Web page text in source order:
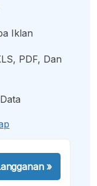
Iklan
PDF, Dan
»